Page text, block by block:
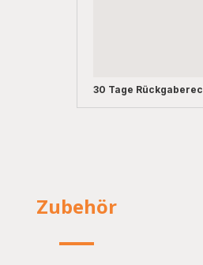
30 Tage
Zubehör